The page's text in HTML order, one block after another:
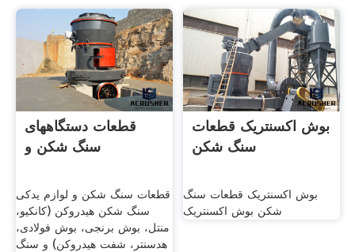
قطعات دستگاههای
سنگ شکن و
قطعات سنگ شکن و لوازم یدکی
سنگ شکن هیدروکن (کانکیو،
منتل، بوش برنجی، بوش فولادی،
هدسنتر، شفت هیدروکن) و سنگ
بوش اکسنتریک قطعات
سنگ شکن
بوش اکسنتریک قطعات سنگ
شکن بوش اکسنتریک